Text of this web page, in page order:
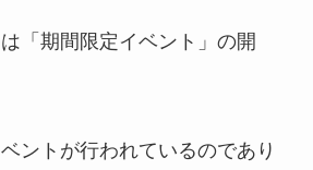
「期間限定イベント」の開
ントが行われているのであり